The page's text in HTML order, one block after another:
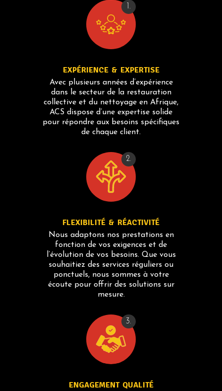
1.
EXPÉRIENCE & EXPERTISE
Avec plusieurs années d’expérience
dans le secteur de la restauration
collective et du nettoyage en Afrique,
ACS dispose d’une expertise solide
pour répondre aux besoins spécifiques
de chaque client.
2.
FLEXIBILITÉ & RÉACTIVITÉ
Nous adaptons nos prestations en
fonction de vos exigences et de
l’évolution de vos besoins. Que vous
souhaitiez des services réguliers ou
ponctuels, nous sommes à votre
écoute pour offrir des solutions sur
mesure.
3.
ENGAGEMENT QUALITÉ